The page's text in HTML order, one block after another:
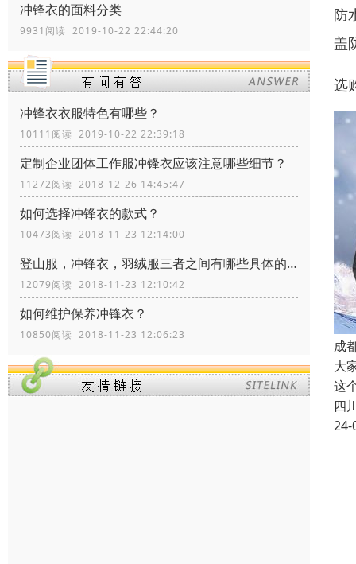
冲锋衣的面料分类
9931阅读 2019-10-22 22:44:20
冲锋衣衣服特色有哪些？
10111阅读 2019-10-22 22:39:18
定制企业团体工作服冲锋衣应该注意哪些细节？
11272阅读 2018-12-26 14:45:47
如何选择冲锋衣的款式？
10473阅读 2018-11-23 12:14:00
登山服，冲锋衣，羽绒服三者之间有哪些具体的区别？
12079阅读 2018-11-23 12:10:42
如何维护保养冲锋衣？
10850阅读 2018-11-23 12:06:23
防
盖
选
成
大
这
四
24-